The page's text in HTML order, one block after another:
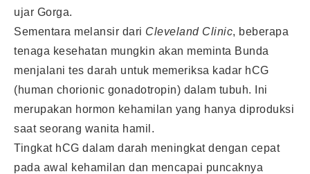
ujar Gorga.
Sementara melansir dari Cleveland Clinic, beberapa
tenaga kesehatan mungkin akan meminta Bunda
menjalani tes darah untuk memeriksa kadar hCG
(human chorionic gonadotropin) dalam tubuh. Ini
merupakan hormon kehamilan yang hanya diproduksi
saat seorang wanita hamil.
Tingkat hCG dalam darah meningkat dengan cepat
pada awal kehamilan dan mencapai puncaknya